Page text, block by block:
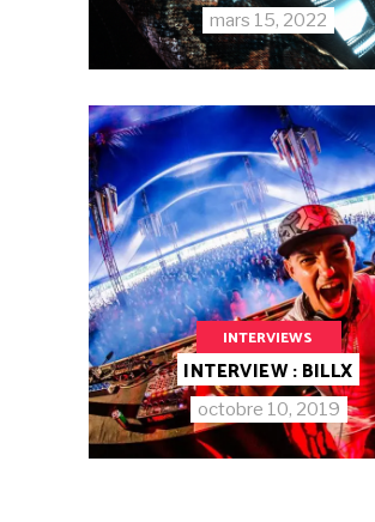
mars 15, 2022
INTERVIEWS
INTERVIEW : BILLX
octobre 10, 2019